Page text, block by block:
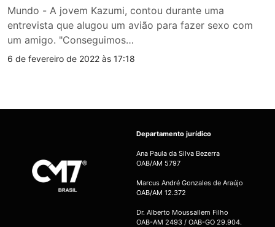
Mundo - A jovem Kazumi, contou durante uma
entrevista que alugou um avião para fazer sexo com
um amigo. "Conseguimos…
6 de fevereiro de 2022 às 17:18
Departamento jurídico
Ana Paula da Silva Bezerra
OAB/AM 5797
Marcus André Gonzales de Araújo
OAB/AM 12.372
Dr. Alberto Moussallem Filho
OAB-AM 2493 / OAB-GO 29.904.